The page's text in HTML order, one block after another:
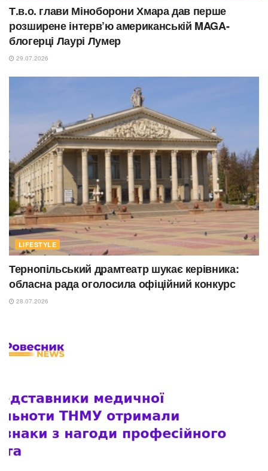
Т.в.о. глави Міноборони Хмара дав перше
розширене інтерв’ю американській MAGA-
блогерці Лаурі Лумер
29.07.2026
LIFESTYLE
Тернопільський драмтеатр шукає керівника:
обласна рада оголосила офіційний конкурс
28.07.2026